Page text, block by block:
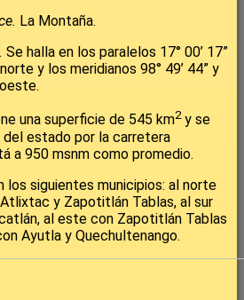
La Montaña.
Se halla en los paralelos 17° 00’ 17”
y los meridianos 98° 49’ 44” y
una superficie de 545 km2y se
estado por la carretera
a 950 msnm como promedio.
los siguientes municipios: al norte
y Zapotitlán Tablas, al sur
al este con Zapotitlán Tablas
Ayutla y Quechultenango.